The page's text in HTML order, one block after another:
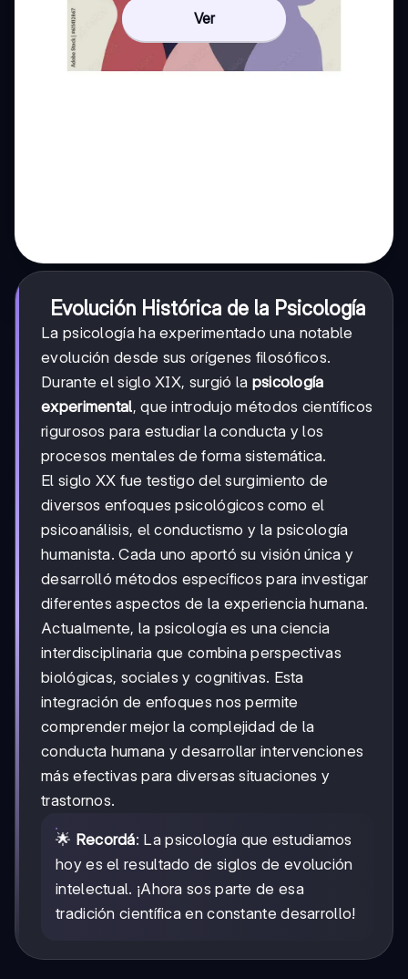
Ver
Evolución Histórica de la Psicología
La psicología ha experimentado una notable
evolución desde sus orígenes filosóficos.
Durante el siglo XIX, surgió la psicología
experimental, que introdujo métodos científicos
rigurosos para estudiar la conducta y los
procesos mentales de forma sistemática.
El siglo XX fue testigo del surgimiento de
diversos enfoques psicológicos como el
psicoanálisis, el conductismo y la psicología
humanista. Cada uno aportó su visión única y
desarrolló métodos específicos para investigar
diferentes aspectos de la experiencia humana.
Actualmente, la psicología es una ciencia
interdisciplinaria que combina perspectivas
biológicas, sociales y cognitivas. Esta
integración de enfoques nos permite
comprender mejor la complejidad de la
conducta humana y desarrollar intervenciones
más efectivas para diversas situaciones y
trastornos.
🌟 Recordá: La psicología que estudiamos
hoy es el resultado de siglos de evolución
intelectual. ¡Ahora sos parte de esa
tradición científica en constante desarrollo!